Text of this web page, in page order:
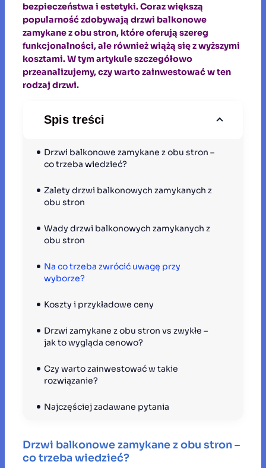
bezpieczeństwa i estetyki. Coraz większą
popularność zdobywają drzwi balkonowe
zamykane z obu stron, które oferują szereg
funkcjonalności, ale również wiążą się z wyższymi
kosztami. W tym artykule szczegółowo
przeanalizujemy, czy warto zainwestować w ten
rodzaj drzwi.
Spis treści
Drzwi balkonowe zamykane z obu stron –
co trzeba wiedzieć?
Zalety drzwi balkonowych zamykanych z
obu stron
Wady drzwi balkonowych zamykanych z
obu stron
Na co trzeba zwrócić uwagę przy
wyborze?
Koszty i przykładowe ceny
Drzwi zamykane z obu stron vs zwykłe –
jak to wygląda cenowo?
Czy warto zainwestować w takie
rozwiązanie?
Najczęściej zadawane pytania
Drzwi balkonowe zamykane z obu stron –
co trzeba wiedzieć?